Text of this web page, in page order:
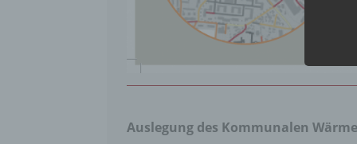
Auslegung des Kommunalen